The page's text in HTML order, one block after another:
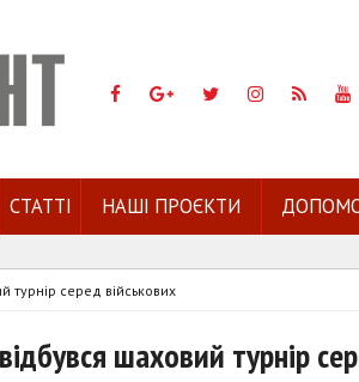
СТАТТІ НАШІ ПРОЄКТИ
турнір серед військових
шаховий турнір